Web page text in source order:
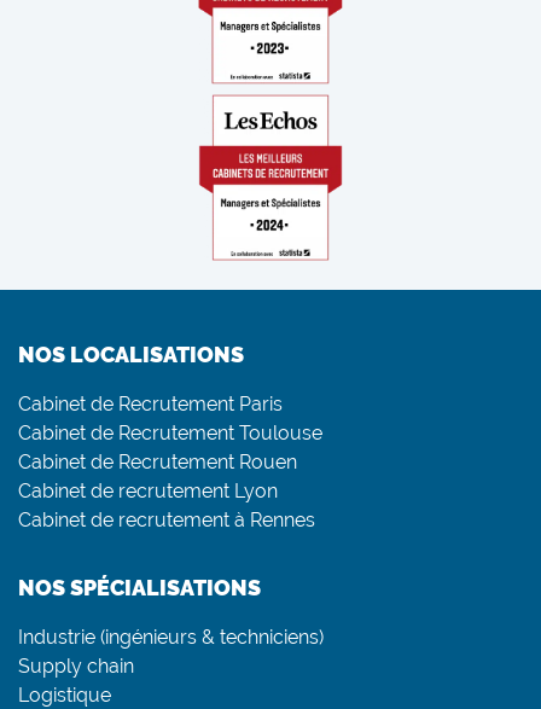
NOS LOCALISATIONS
Cabinet de Recrutement Paris
Cabinet de Recrutement Toulouse
Cabinet de Recrutement Rouen
Cabinet de recrutement Lyon
Cabinet de recrutement à Rennes
NOS SPÉCIALISATIONS
Industrie (ingénieurs & techniciens)
Supply chain
Logistique